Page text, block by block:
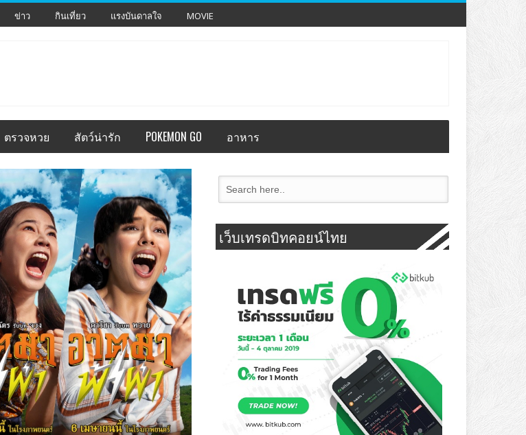
ข่าว กินเที่ยว แรงบันดาลใจ MOVIE
ตรวจหวย สัตว์น่ารัก POKEMON GO อาหาร
เว็บเทรดบิทคอยน์ไทย